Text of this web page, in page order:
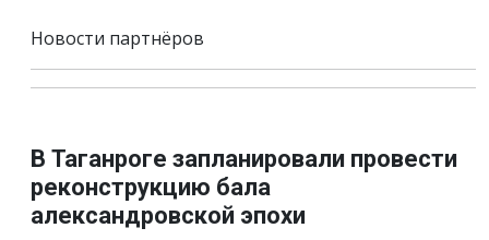
Новости партнёров
В Таганроге запланировали провести
реконструкцию бала
александровской эпохи